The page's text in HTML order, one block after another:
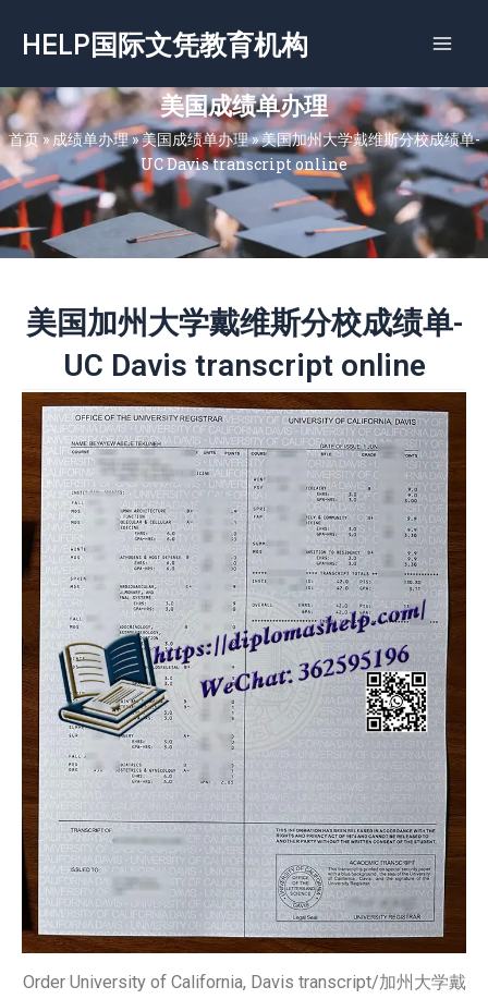
容
HELP国际文凭教育机构
美国成绩单办理
首页»成绩单办理»美国成绩单办理»美国加州大学戴维斯分校成绩单-
UC Davis transcript online
美国加州大学戴维斯分校成绩单-
UC Davis transcript online
Order University of California, Davis transcript/加州大学戴